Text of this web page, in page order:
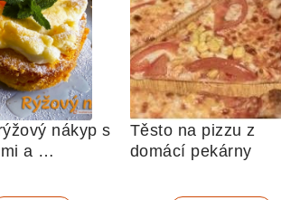
nákyp s
a
Těsto na pizzu z
domácí pekárny